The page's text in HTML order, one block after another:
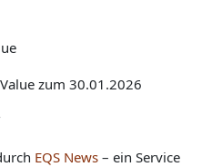
zum 30.01.2026
EQS News – ein Service